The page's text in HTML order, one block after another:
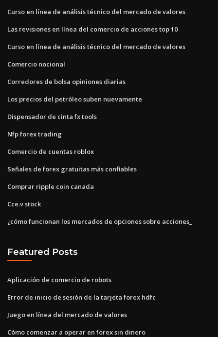
Curso en línea de análisis técnico del mercado de valores
Las revisiones en línea del comercio de acciones top 10
Curso en línea de análisis técnico del mercado de valores
Comercio nocional
Corredores de bolsa opiniones diarias
Los precios del petróleo suben nuevamente
Dispensador de cinta fx tools
Nfp forex trading
Comercio de cuentas roblox
Señales de forex gratuitas más confiables
Comprar ripple coin canada
Cce.v stock
¿cómo funcionan los mercados de opciones sobre acciones_
Featured Posts
Aplicación de comercio de robots
Error de inicio de sesión de la tarjeta forex hdfc
Juego en línea del mercado de valores
Cómo comenzar a operar en forex sin dinero